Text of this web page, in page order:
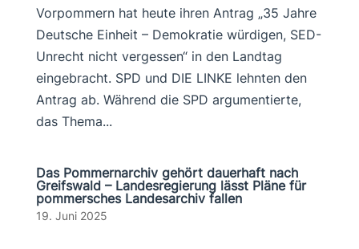
Vorpommern hat heute ihren Antrag „35 Jahre
Deutsche Einheit – Demokratie würdigen, SED-
Unrecht nicht vergessen“ in den Landtag
eingebracht. SPD und DIE LINKE lehnten den
Antrag ab. Während die SPD argumentierte,
das Thema...
Das Pommernarchiv gehört dauerhaft nach
Greifswald – Landesregierung lässt Pläne für
pommersches Landesarchiv fallen
19. Juni 2025